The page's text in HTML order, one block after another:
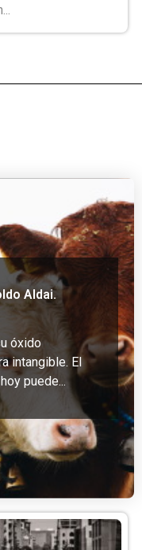
Aldai.
óxido
intangible. El
puede...